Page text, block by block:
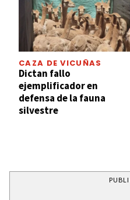
CAZA DE VICUÑAS
Dictan fallo
ejemplificador en
defensa de la fauna
silvestre